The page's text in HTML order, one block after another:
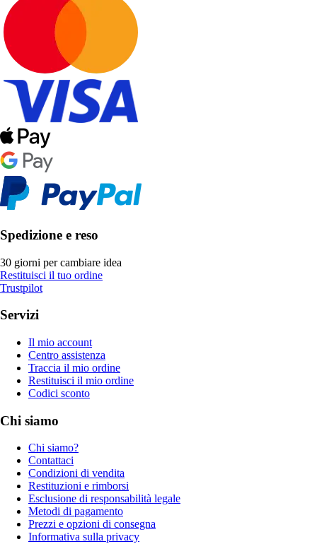
Spedizione e reso
30 giorni per cambiare idea
Restituisci il tuo ordine
Trustpilot
Servizi
Il mio account
Centro assistenza
Traccia il mio ordine
Restituisci il mio ordine
Codici sconto
Chi siamo
Chi siamo?
Contattaci
Condizioni di vendita
Restituzioni e rimborsi
Esclusione di responsabilità legale
Metodi di pagamento
Prezzi e opzioni di consegna
Informativa sulla privacy